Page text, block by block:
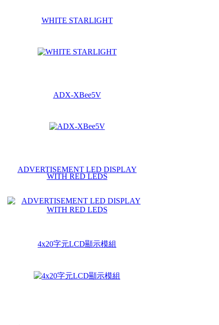
WHITE STARLIGHT
ADX-XBee5V
ADVERTISEMENT LED DISPLAY
WITH RED LEDS
4x20字元LCD顯示模組